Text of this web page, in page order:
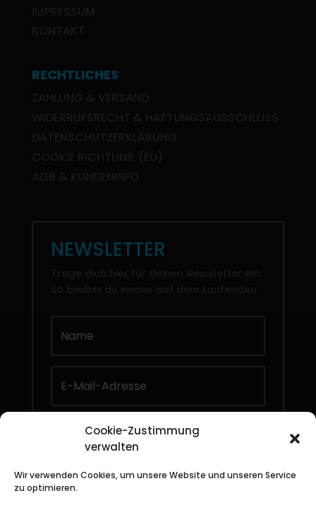
Cookie-Zustimmung
verwalten
Wir verwenden Cookies, um unsere Website und unseren Service
zu optimieren.
RECHTLICHES
NEWSLETTER
Abonnieren
Mit der Anmeldung zu unserem Newsletter,
erklärst du dich mit unseren